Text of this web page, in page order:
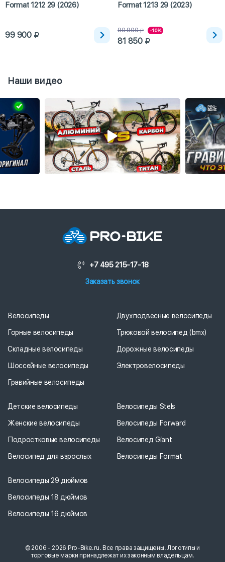
Format 1212 29 (2026)
99 900
Format 1213 29 (2023)
90 900 -10%
81 850
Наши видео
+7 495 215-17-18
Заказать звонок
Велосипеды
Горные велосипеды
Складные велосипеды
Шоссейные велосипеды
Гравийные велосипеды
Двухподвесные велосипеды
Трюковой велосипед (bmx)
Дорожные велосипеды
Электровелосипеды
Детские велосипеды
Женские велосипеды
Подростковые велосипеды
Велосипед для взрослых
Велосипеды Stels
Велосипеды Forward
Велосипед Giant
Велосипеды Format
Велосипеды 29 дюймов
Велосипеды 18 дюймов
Велосипеды 16 дюймов
© 2006 - 2026 Pro-Bike.ru. Все права защищены. Логотипы и
торговые марки принадлежат их законным владельцам.